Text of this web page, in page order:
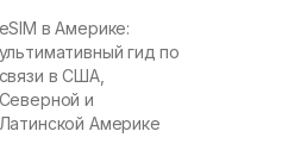
eSIM в Америке:
ультимативный гид по
связи в США,
Северной и
Латинской Америке